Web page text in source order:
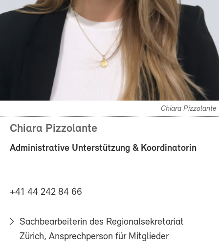
Chiara Pizzolante
Chiara Pizzolante
Administrative Unterstützung & Koordinatorin
+41 44 242 84 66
Sachbearbeiterin des Regionalsekretariat
Zürich, Ansprechperson für Mitglieder